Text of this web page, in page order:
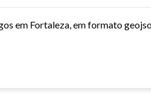
em Fortaleza, em formato